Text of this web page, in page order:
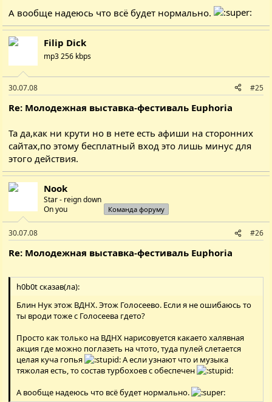
А вообще надеюсь что всё будет нормально.
Filip Dick
mp3 256 kbps
30.07.08 #25
Re: Молодежная выставка-фестиваль Euphoria
Та да,как ни крути но в нете есть афиши на сторонних
сайтах,по этому бесплатный вход это лишь минус для
этого действия.
Nook
Star - reign down
On you
Команда форуму
30.07.08 #26
Re: Молодежная выставка-фестиваль Euphoria
h0b0t сказав(ла):
Блин Нук этож ВДНХ. Этож Голосеево. Если я не ошибаюсь то
ты вроди тоже с Голосеева гдето?
Просто как только на ВДНХ нарисовуется какаето халявная
акция где можно поглазеть на чтото, туда пулей слетается
целая куча гопья
А если узнают что и музыка
тяжолая есть, то состав турбохоев с обеспечен
А вообще надеюсь что всё будет нормально.